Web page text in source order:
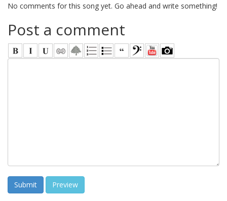
No comments for this song yet. Go ahead and write something!
Post a comment